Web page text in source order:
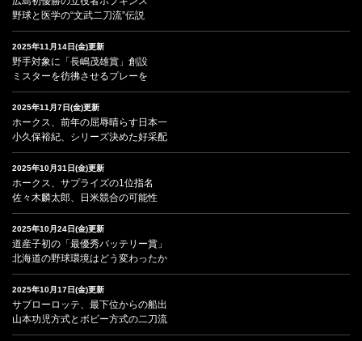
野球と医学の“文武二刀流”伝説
2025年11月14日(金)更新
野手対象に「長嶋茂雄賞」創設
ミスターを彷彿させるプレーを
2025年11月7日(金)更新
ホークス、前年の屈辱晴らす日本一
小久保裕紀、シリーズ決めた好采配
2025年10月31日(金)更新
ホークス、サプライズの1位指名
佐々木麟太郎、日米競合の可能性
2025年10月24日(金)更新
道産子初の「最優秀バッテリー賞」
北海道の野球環境はどう変わったか
2025年10月17日(金)更新
サブローロッテ、最下位からの船出
山本功児方式とボビー方式の二刀流